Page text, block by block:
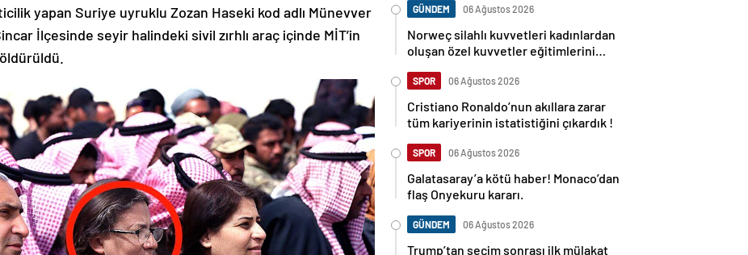
yapan Suriye uyruklu Zozan Haseki kod adlı Münevver
İlçesinde seyir halindeki sivil zırhlı araç içinde MİT’in
GÜNDEM 06 Ağustos 2026
Norweç silahlı kuvvetleri kadınlardan
oluşan özel kuvvetler eğitimlerini
SPOR 06 Ağustos 2026
Cristiano Ronaldo’nun akıllara zarar
tüm kariyerinin istatistiğini çıkardık !
SPOR 06 Ağustos 2026
Galatasaray’a kötü haber! Monaco’dan
flaş Onyekuru kararı.
GÜNDEM 06 Ağustos 2026
Trump’tan seçim sonrası ilk mülakat